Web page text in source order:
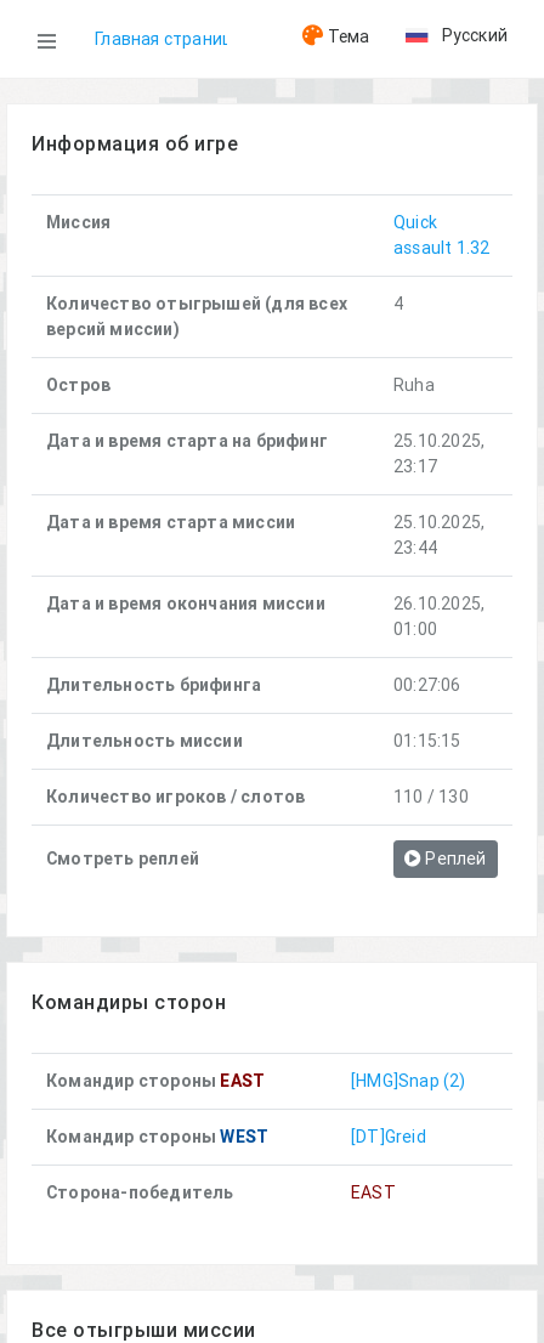
Главная страница
Игры
Quick assault (25.10.2025)
Тема Русский
Информация об игре
Миссия
Quick
assault 1.32
Количество отыгрышей (для всех
версий миссии)
4
Остров Ruha
Дата и время старта на брифинг
25.10.2025,
23:17
Дата и время старта миссии
25.10.2025,
23:44
Дата и время окончания миссии
26.10.2025,
01:00
Длительность брифинга 00:27:06
Длительность миссии 01:15:15
Количество игроков / слотов 110 / 130
Смотреть реплей Реплей
Командиры сторон
Командир стороны EAST [HMG]Snap (2)
Командир стороныWEST [DT]Greid
Сторона-победитель EAST
Все отыгрыши миссии